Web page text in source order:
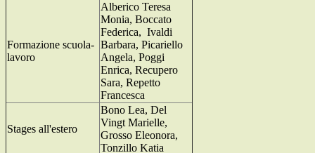
Formazione scuola-
lavoro
Alberico Teresa
Monia, Boccato
Federica, Ivaldi
Barbara, Picariello
Angela, Poggi
Enrica, Recupero
Sara, Repetto
Francesca
Stages all'estero
Bono Lea, Del
Vingt Marielle,
Grosso Eleonora,
Tonzillo Katia